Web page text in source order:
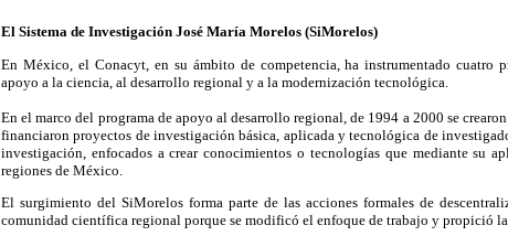
El Sistema de Investigación José María Morelos (SiMorelos)
En México, el Conacyt, en su ámbito de competencia, ha instrumentado cuatro
apoyo a la ciencia, al desarrollo regional y a la modernización tecnológica.
En el marco del programa de apoyo al desarrollo regional, de 1994 a 2000 se
financiaron proyectos de investigación básica, aplicada y tecnológica de
investigación, enfocados a crear conocimientos o tecnologías que mediante su
regiones de México.
El surgimiento del SiMorelos forma parte de las acciones formales de
comunidad científica regional porque se modificó el enfoque de trabajo y propició